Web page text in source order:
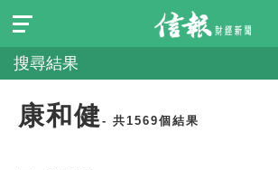
搜尋結果
康和健 - 共1569個結果